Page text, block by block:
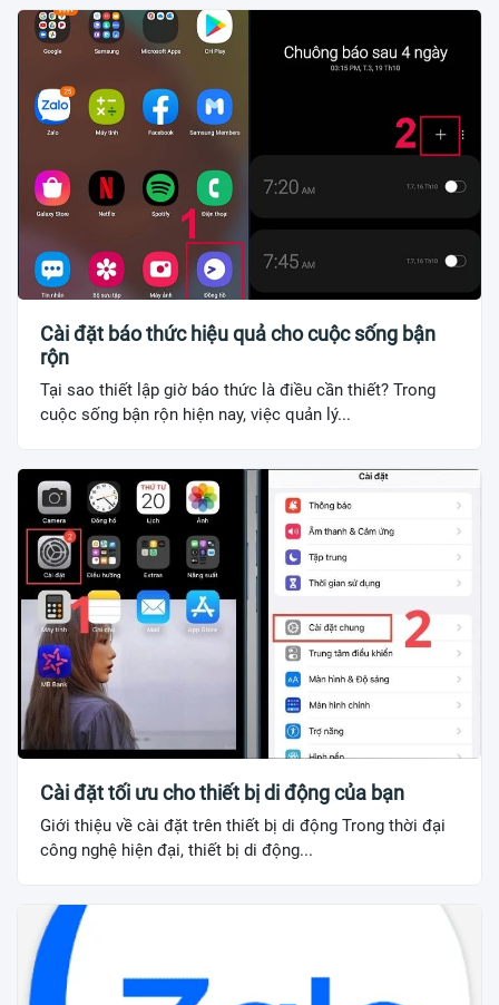
Cài đặt báo thức hiệu quả cho cuộc sống bận
rộn
Tại sao thiết lập giờ báo thức là điều cần thiết? Trong
cuộc sống bận rộn hiện nay, việc quản lý...
Cài đặt tối ưu cho thiết bị di động của bạn
Giới thiệu về cài đặt trên thiết bị di động Trong thời đại
công nghệ hiện đại, thiết bị di động...